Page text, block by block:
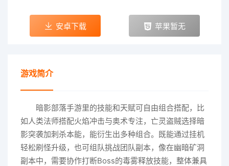
安卓下载 苹果暂无
游戏简介
暗影部落手游里的技能和天赋可自由组合搭配，比
如人类法师搭配火焰冲击与奥术专注，亡灵盗贼选择暗
影突袭加刺杀本能，能衍生出多种组合。既能通过挂机
轻松刷怪升级，也可组队挑战团队副本，像在幽暗矿洞
副本中，需要协作打断Boss的毒雾释放技能，整体兼具